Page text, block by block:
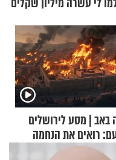
| מסע לירושלים
רואים את הנחמה